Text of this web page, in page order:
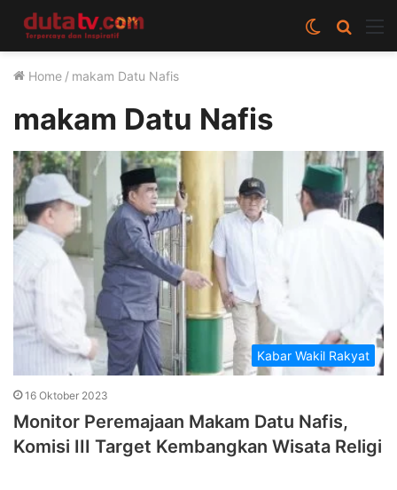
Cari
berita
Switch
skin
Home / makam Datu Nafis
makam Datu Nafis
Kabar Wakil Rakyat
16 Oktober 2023
Monitor Peremajaan Makam Datu Nafis,
Komisi III Target Kembangkan Wisata Religi